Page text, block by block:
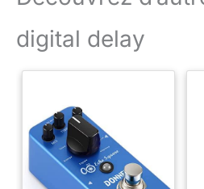
digital delay